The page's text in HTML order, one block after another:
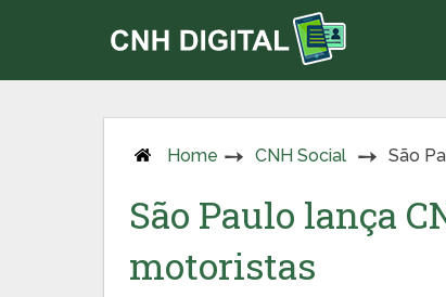
Home CNH Social São
São Paulo lança
motoristas